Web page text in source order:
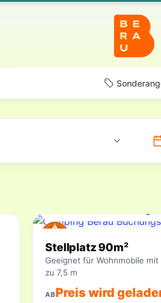
Stellplatz 90m²
Geeignet für Wohnmobile
zu 7,5 m
ABPreis wird